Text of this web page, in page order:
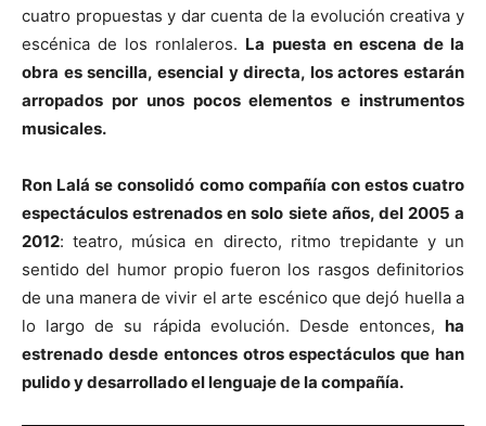
cuatro propuestas y dar cuenta de la evolución creativa y
escénica de los ronlaleros. La puesta en escena de la
obra es sencilla, esencial y directa, los actores estarán
arropados por unos pocos elementos e instrumentos
musicales.
Ron Lalá se consolidó como compañía con estos cuatro
espectáculos estrenados en solo siete años, del 2005 a
2012: teatro, música en directo, ritmo trepidante y un
sentido del humor propio fueron los rasgos definitorios
de una manera de vivir el arte escénico que dejó huella a
lo largo de su rápida evolución. Desde entonces, ha
estrenado desde entonces otros espectáculos que han
pulido y desarrollado el lenguaje de la compañía.